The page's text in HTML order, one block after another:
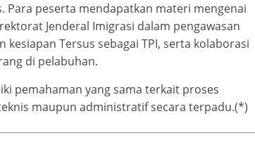
peserta mendapatkan materi mengenai
Jenderal Imigrasi dalam pengawasan
Tersus sebagai TPI, serta kolaborasi
di pelabuhan.
pemahaman yang sama terkait proses
maupun administratif secara terpadu.(*)